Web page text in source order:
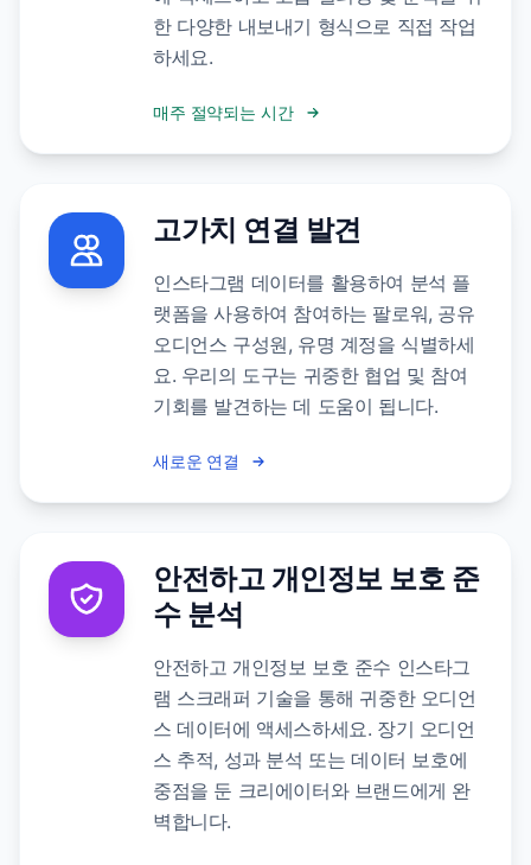
한 다양한 내보내기 형식으로 직접 작업
하세요.
매주 절약되는 시간
고가치 연결 발견
인스타그램 데이터를 활용하여 분석 플
랫폼을 사용하여 참여하는 팔로워, 공유
오디언스 구성원, 유명 계정을 식별하세
요. 우리의 도구는 귀중한 협업 및 참여
기회를 발견하는 데 도움이 됩니다.
새로운 연결
안전하고 개인정보 보호 준
수 분석
안전하고 개인정보 보호 준수 인스타그
램 스크래퍼 기술을 통해 귀중한 오디언
스 데이터에 액세스하세요. 장기 오디언
스 추적, 성과 분석 또는 데이터 보호에
중점을 둔 크리에이터와 브랜드에게 완
벽합니다.